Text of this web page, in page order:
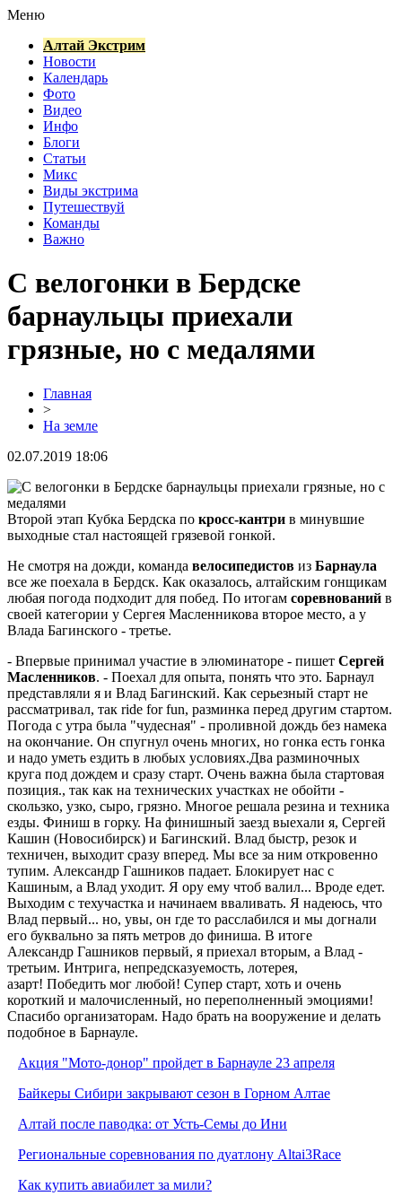
Меню
Алтай Экстрим
Новости
Календарь
Фото
Видео
Инфо
Блоги
Статьи
Микс
Виды экстрима
Путешествуй
Команды
Важно
С велогонки в Бердске
барнаульцы приехали
грязные, но с медалями
Главная
>
На земле
02.07.2019 18:06
Второй этап Кубка Бердска по кросс-кантри в минувшие
выходные стал настоящей грязевой гонкой.
Не смотря на дожди, команда велосипедистов из Барнаула
все же поехала в Бердск. Как оказалось, алтайским гонщикам
любая погода подходит для побед. По итогам соревнований в
своей категории у Сергея Масленникова второе место, а у
Влада Багинского - третье.
- Впервые принимал участие в элюминаторе - пишет Сергей
Масленников. - Поехал для опыта, понять что это. Барнаул
представляли я и Влад Багинский. Как серьезный старт не
рассматривал, так ride for fun, разминка перед другим стартом.
Погода с утра была "чудесная" - проливной дождь без намека
на окончание. Он спугнул очень многих, но гонка есть гонка
и надо уметь ездить в любых условиях.Два разминочных
круга под дождем и сразу старт. Очень важна была стартовая
позиция., так как на технических участках не обойти -
скользко, узко, сыро, грязно. Многое решала резина и техника
езды. Финиш в горку. На финишный заезд выехали я, Сергей
Кашин (Новосибирск) и Багинский. Влад быстр, резок и
техничен, выходит сразу вперед. Мы все за ним откровенно
тупим. Александр Гашников падает. Блокирует нас с
Кашиным, а Влад уходит. Я ору ему чтоб валил... Вроде едет.
Выходим с техучастка и начинаем вваливать. Я надеюсь, что
Влад первый... но, увы, он где то расслабился и мы догнали
его буквально за пять метров до финиша. В итоге
Александр Гашников первый, я приехал вторым, а Влад -
третьим. Интрига, непредсказуемость, лотерея,
азарт! Победить мог любой! Супер старт, хоть и очень
короткий и малочисленный, но переполненный эмоциями!
Спасибо организаторам. Надо брать на вооружение и делать
подобное в Барнауле.
Акция "Мото-донор" пройдет в Барнауле 23 апреля
Байкеры Сибири закрывают сезон в Горном Алтае
Алтай после паводка: от Усть-Семы до Ини
Региональные соревнования по дуатлону Altai3Race
Как купить авиабилет за мили?